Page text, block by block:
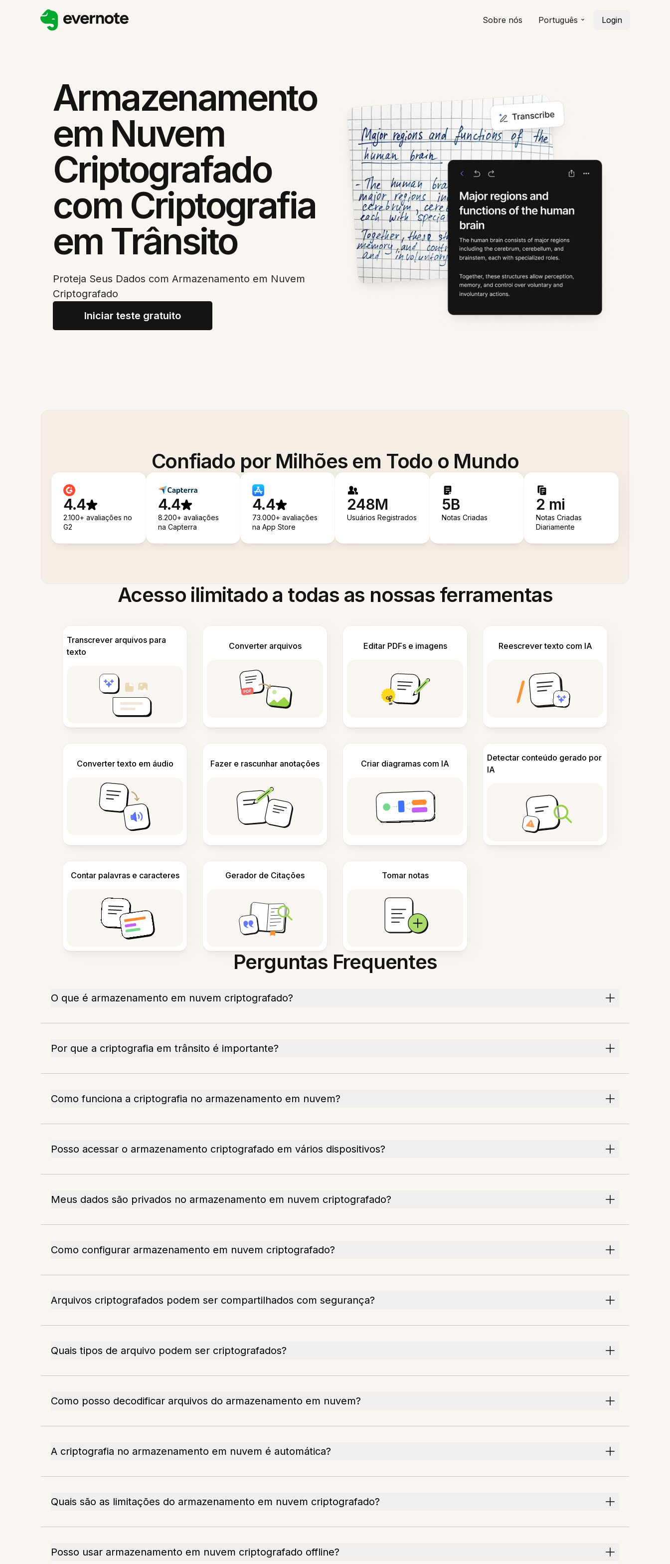
Sobre nós Português Login
Armazenamento
em Nuvem
Criptografado
com Criptografia
em Trânsito
Proteja Seus Dados com Armazenamento em Nuvem
Criptografado
Iniciar teste gratuito
Confiado por Milhões em Todo o Mundo
4.4
2.100+ avaliações no
G2
4.4
8.200+ avaliações
na Capterra
4.4
73.000+ avaliações
na App Store
248M
Usuários Registrados
5B
Notas Criadas
2 mi
Notas Criadas
Diariamente
Acesso ilimitado a todas as nossas ferramentas
Transcrever arquivos para
texto
Converter arquivos Editar PDFs e imagens Reescrever texto com IA
Converter texto em áudio Fazer e rascunhar anotações Criar diagramas com IA
Detectar conteúdo gerado por
IA
Contar palavras e caracteres Gerador de Citações Tomar notas
Perguntas Frequentes
O que é armazenamento em nuvem criptografado?
Por que a criptografia em trânsito é importante?
Como funciona a criptografia no armazenamento em nuvem?
Posso acessar o armazenamento criptografado em vários dispositivos?
Meus dados são privados no armazenamento em nuvem criptografado?
Como configurar armazenamento em nuvem criptografado?
Arquivos criptografados podem ser compartilhados com segurança?
Quais tipos de arquivo podem ser criptografados?
Como posso decodificar arquivos do armazenamento em nuvem?
A criptografia no armazenamento em nuvem é automática?
Quais são as limitações do armazenamento em nuvem criptografado?
Posso usar armazenamento em nuvem criptografado offline?